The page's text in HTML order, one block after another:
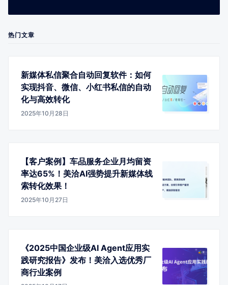
热门文章
新媒体私信聚合自动回复软件：如何
实现抖音、微信、小红书私信的自动
化与高效转化
2025年10月28日
【客户案例】车品服务企业月均留资
率达65%！美洽AI强势提升新媒体线
索转化效果！
2025年10月27日
《2025中国企业级AI Agent应用实
践研究报告》发布！美洽入选优秀厂
商行业案例